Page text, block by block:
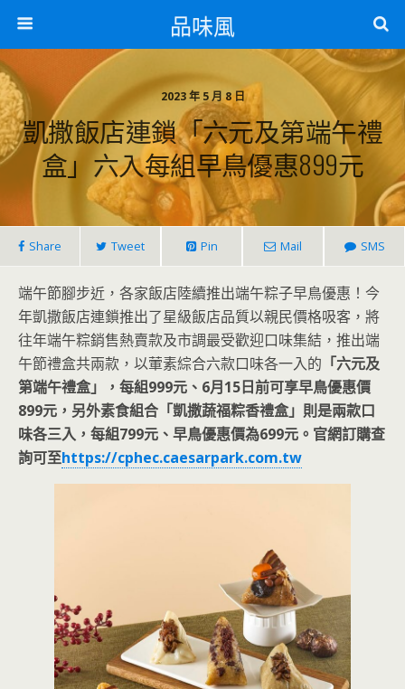
品味風
2023 年 5 月 8 日
凱撒飯店連鎖「六元及第端午禮
盒」六入每組早鳥優惠899元
Share Tweet Pin Mail SMS
端午節腳步近，各家飯店陸續推出端午粽子早鳥優惠！今
年凱撒飯店連鎖推出了星級飯店品質以親民價格吸客，將
往年端午粽銷售熱賣款及市調最受歡迎口味集結，推出端
午節禮盒共兩款，以葷素綜合六款口味各一入的 「六元及
第端午禮盒」，每組999元、6月15日前可享早鳥優惠價
899元，另外素食組合「凱撒蔬福粽香禮盒」則是兩款口
味各三入，每組799元、早鳥優惠價為699元。官網訂購查
詢可至https://cphec.caesarpark.com.tw